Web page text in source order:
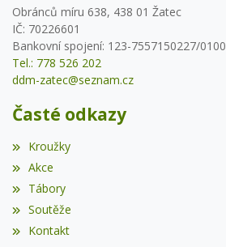
Obránců míru 638, 438 01 Žatec
IČ: 70226601
Bankovní spojení: 123-7557150227/0100
Tel.: 778 526 202
ddm-zatec@seznam.cz
Časté odkazy
Kroužky
Akce
Tábory
Soutěže
Kontakt